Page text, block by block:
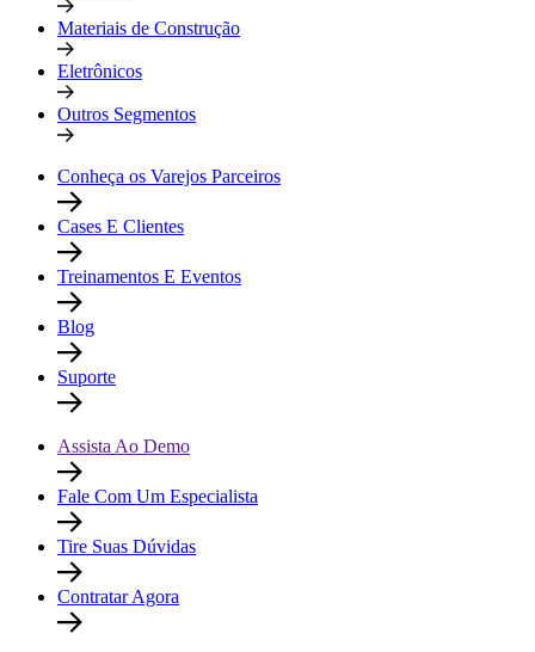
Materiais de Construção
Eletrônicos
Outros Segmentos
Conheça os Varejos Parceiros
Cases E Clientes
Treinamentos E Eventos
Blog
Suporte
Assista Ao Demo
Fale Com Um Especialista
Tire Suas Dúvidas
Contratar Agora